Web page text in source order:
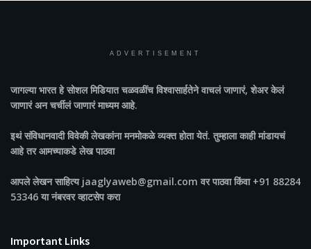
ADVERTISEMENT
जागल्या भारतहे सोशल मिडियात चळवळींच विश्वासार्हतेने वाचलं जाणारं, शेअर केलं
जाणारं अन चर्चीलं जाणारं माध्यम आहे.
इथं संविधानवादी विवेकी लेखकांना मनमोकळे व्यक्त होता येतं. तुम्हाला काही मांडायचं
आहे तर आमच्याकडे लेख पाठवा
आपले लेखन साहित्य jaaglyaweb@gmail.com वर पाठवा किंवा +91 88284
53346 या नंबरवर व्हाटसेप करा
Important Links